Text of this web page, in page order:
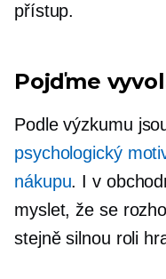
přístup.
Pojďme
Podle výzkumu
psychologický
nákupu. I v
myslet, že se
stejně silnou roli